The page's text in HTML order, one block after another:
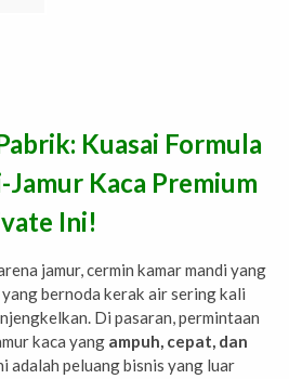
Kuasai Formula
Kaca Premium
Ini!
jamur, cermin kamar mandi yang
bernoda kerak air sering kali
Di pasaran, permintaan
kaca yang ampuh, cepat, dan
adalah peluang bisnis yang luar